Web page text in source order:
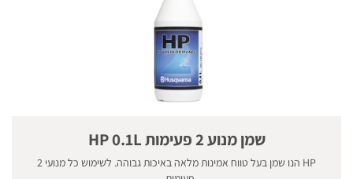
שמן מנוע 2 פעימות HP 0.1L
HP הנו שמן בעל טווח אמינות מלאה באיכות גבוהה. לשימוש כל מנועי 2